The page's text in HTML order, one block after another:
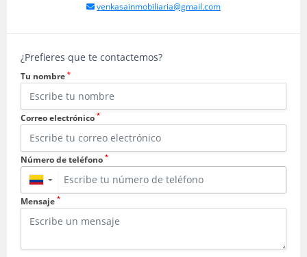
venkasainmobiliaria@gmail.com
¿Prefieres que te contactemos?
Tu nombre *
Correo electrónico *
Número de teléfono *
▼
Mensaje *